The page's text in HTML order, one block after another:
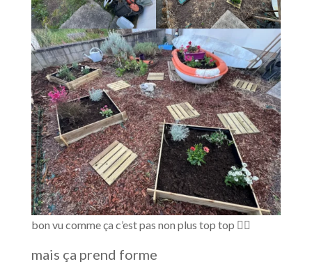
bon vu comme ça c’est pas non plus top top 😵‍💫
mais ça prend forme